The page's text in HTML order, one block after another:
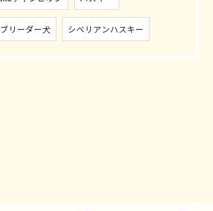
ブリーダー犬 シベリアンハスキー